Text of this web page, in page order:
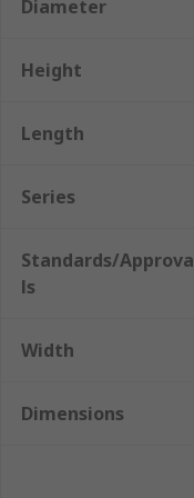
Diameter
Height
Length
Series
Standards/Approva
ls
Width
Dimensions